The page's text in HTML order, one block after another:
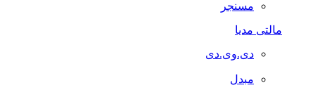
مسنجر
مالتی مدیا
دی.وی.دی
مبدل